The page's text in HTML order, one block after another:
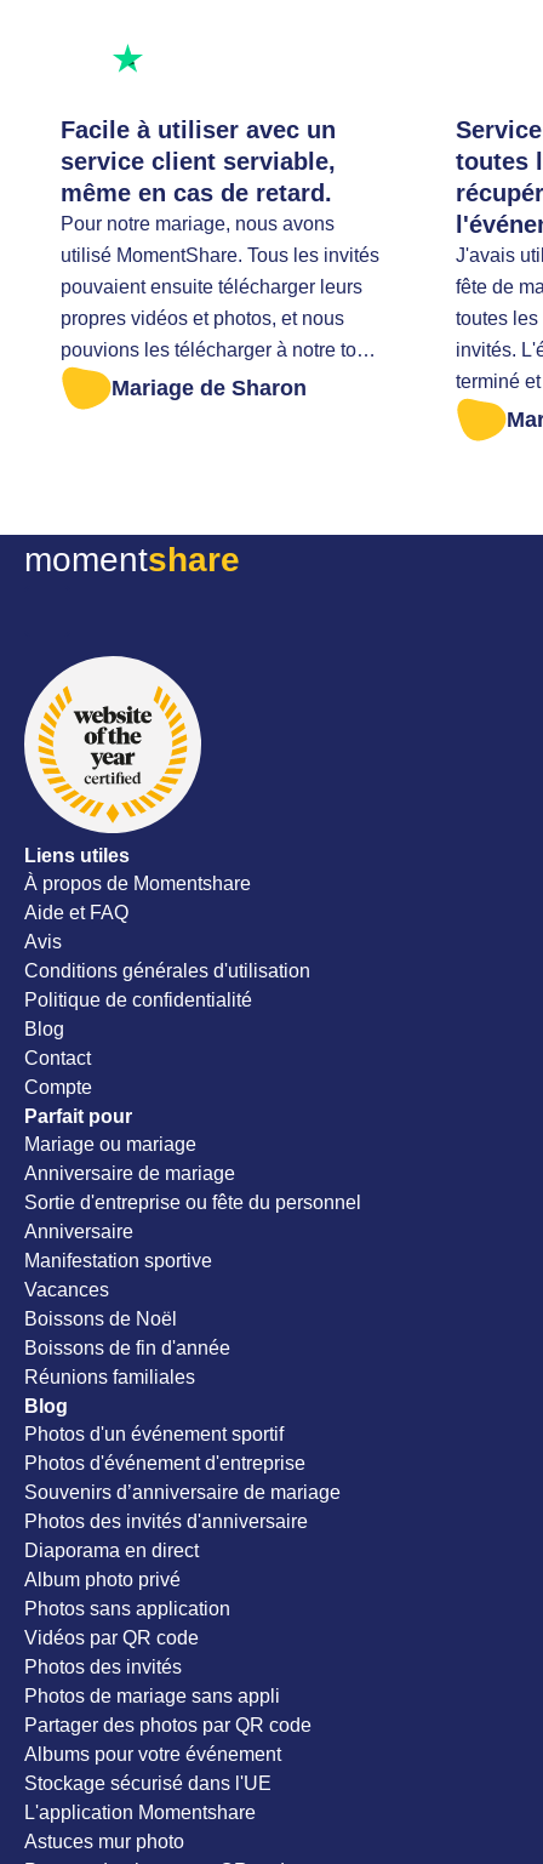
Facile à utiliser avec un
service client serviable,
même en cas de retard.
Pour notre mariage, nous avons
utilisé MomentShare. Tous les invités
pouvaient ensuite télécharger leurs
propres vidéos et photos, et nous
pouvions les télécharger à notre tour.
Vraiment recommandé ! J'étais en
retard pour récupérer toutes les
Mariage de Sharon
toutes
J'avais
fête de
toutes
invités.
terminé
oublié de
mon ordinateur. J'ai
quelque
momentshare
Liens utiles
À propos de Momentshare
Aide et FAQ
Avis
Conditions générales d'utilisation
Politique de confidentialité
Blog
Contact
Compte
Parfait pour
Mariage ou mariage
Anniversaire de mariage
Sortie d'entreprise ou fête du personnel
Anniversaire
Manifestation sportive
Vacances
Boissons de Noël
Boissons de fin d'année
Réunions familiales
Blog
Photos d'un événement sportif
Photos d'événement d'entreprise
Souvenirs d’anniversaire de mariage
Photos des invités d'anniversaire
Diaporama en direct
Album photo privé
Photos sans application
Vidéos par QR code
Photos des invités
Photos de mariage sans appli
Partager des photos par QR code
Albums pour votre événement
Stockage sécurisé dans l'UE
L'application Momentshare
Astuces mur photo